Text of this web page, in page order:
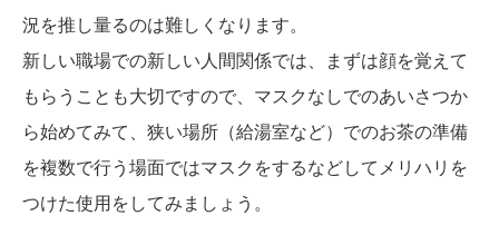
況を推し量るのは難しくなります。
新しい職場での新しい人間関係では、まずは顔を覚えて
もらうことも大切ですので、マスクなしでのあいさつか
ら始めてみて、狭い場所（給湯室など）でのお茶の準備
を複数で行う場面ではマスクをするなどしてメリハリを
つけた使用をしてみましょう。